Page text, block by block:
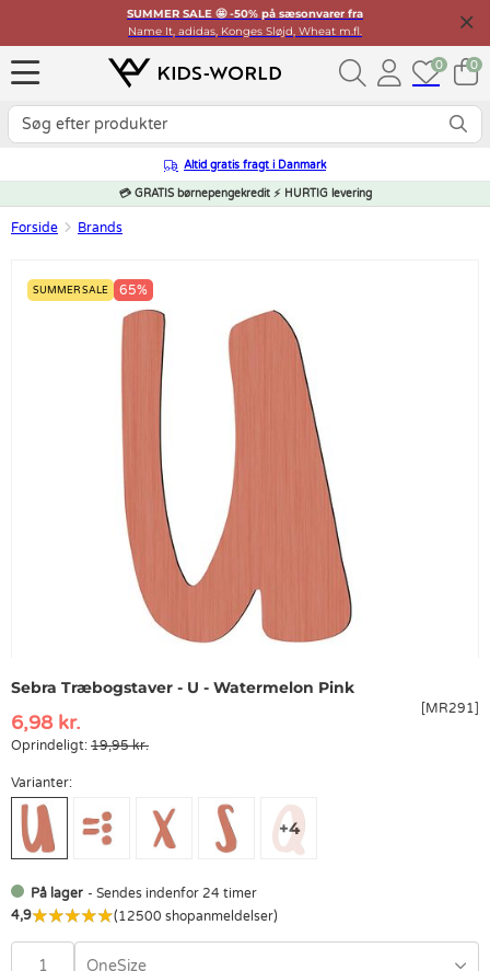
SUMMER SALE 🤩 -50% på sæsonvarer fra
Name It, adidas, Konges Sløjd, Wheat m.fl.
0 0
Altid gratis fragt i Danmark
💳 GRATIS børnepengekredit ⚡ HURTIG levering
Forside Brands
SUMMER SALE 65%
Sebra Træbogstaver - U - Watermelon Pink
[MR291]
6,98 kr.
Oprindeligt: 19,95 kr.
Varianter:
På lager - Sendes indenfor 24 timer
4,9
(12500 shopanmeldelser)
OneSize